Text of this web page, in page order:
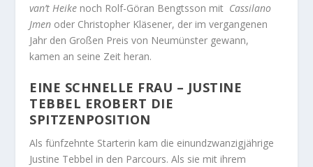
van’t Heike noch Rolf-Göran Bengtsson mit Cassilano
Jmen oder Christopher Kläsener, der im vergangenen
Jahr den Großen Preis von Neumünster gewann,
kamen an seine Zeit heran.
EINE SCHNELLE FRAU – JUSTINE
TEBBEL EROBERT DIE
SPITZENPOSITION
Als fünfzehnte Starterin kam die einundzwanzigjährige
Justine Tebbel in den Parcours. Als sie mit ihrem